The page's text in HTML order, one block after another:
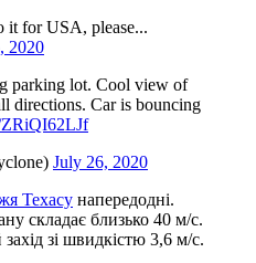
it for USA, please...
2020
parking lot. Cool view of
directions. Car is bouncing
July 26, 2020
Техасу напередодні.
складає близько 40 м/с.
зі швидкістю 3,6 м/с.